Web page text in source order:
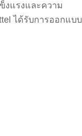
งแรงและความ
ได้รับการออกแบบ